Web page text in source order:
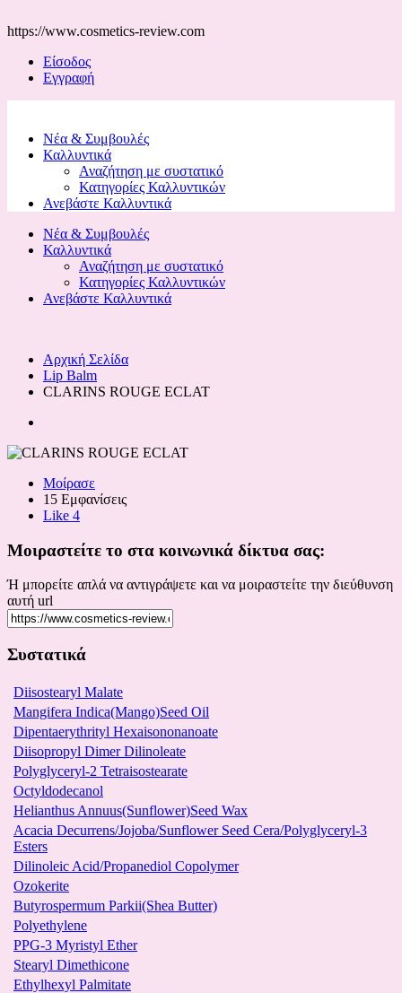
https://www.cosmetics-review.com
Είσοδος
Εγγραφή
Νέα & Συμβουλές
Καλλυντικά
Αναζήτηση με συστατικό
Κατηγορίες Καλλυντικών
Ανεβάστε Καλλυντικά
Νέα & Συμβουλές
Καλλυντικά
Αναζήτηση με συστατικό
Κατηγορίες Καλλυντικών
Ανεβάστε Καλλυντικά
Αρχική Σελίδα
Lip Balm
CLARINS ROUGE ECLAT
Μοίρασε
15 Εμφανίσεις
Like 4
Μοιραστείτε το στα κοινωνικά δίκτυα σας:
Ή μπορείτε απλά να αντιγράψετε και να μοιραστείτε την διεύθυνση
αυτή url
Συστατικά
Diisostearyl Malate
Mangifera Indica(Mango)Seed Oil
Dipentaerythrityl Hexaisononanoate
Diisopropyl Dimer Dilinoleate
Polyglyceryl-2 Tetraisostearate
Octyldodecanol
Helianthus Annuus(Sunflower)Seed Wax
Acacia Decurrens/Jojoba/Sunflower Seed Cera/Polyglyceryl-3
Esters
Dilinoleic Acid/Propanediol Copolymer
Ozokerite
Butyrospermum Parkii(Shea Butter)
Polyethylene
PPG-3 Myristyl Ether
Stearyl Dimethicone
Ethylhexyl Palmitate